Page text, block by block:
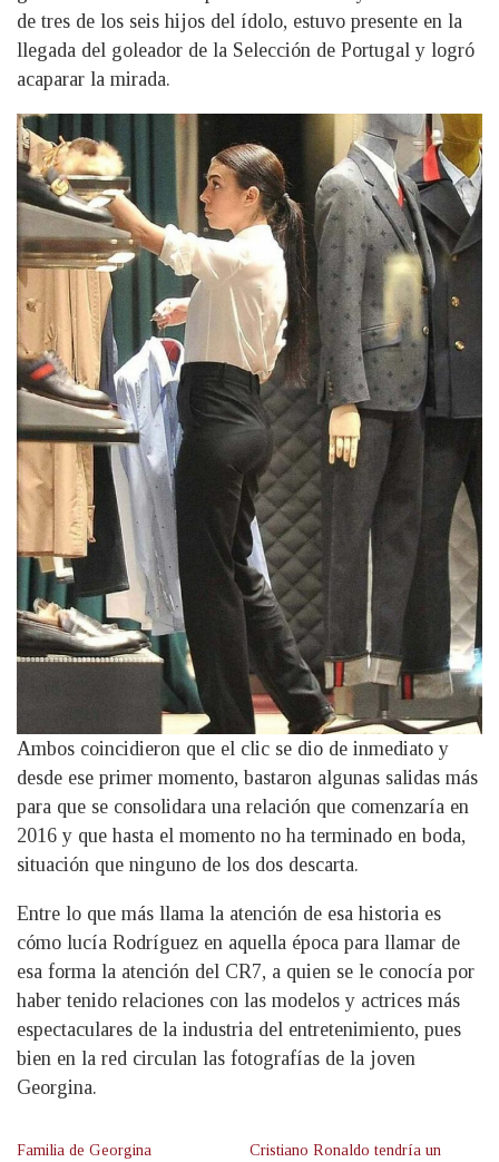
de tres de los seis hijos del ídolo, estuvo presente en la
llegada del goleador de la Selección de Portugal y logró
acaparar la mirada.
Ambos coincidieron que el clic se dio de inmediato y
desde ese primer momento, bastaron algunas salidas más
para que se consolidara una relación que comenzaría en
2016 y que hasta el momento no ha terminado en boda,
situación que ninguno de los dos descarta.
Entre lo que más llama la atención de esa historia es
cómo lucía Rodríguez en aquella época para llamar de
esa forma la atención del CR7, a quien se le conocía por
haber tenido relaciones con las modelos y actrices más
espectaculares de la industria del entretenimiento, pues
bien en la red circulan las fotografías de la joven
Georgina.
Familia de Georgina
Cristiano Ronaldo tendría un